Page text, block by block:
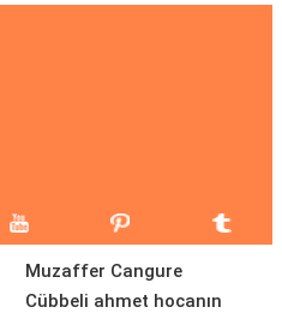
Muzaffer Cangure
Cübbeli ahmet hocanın